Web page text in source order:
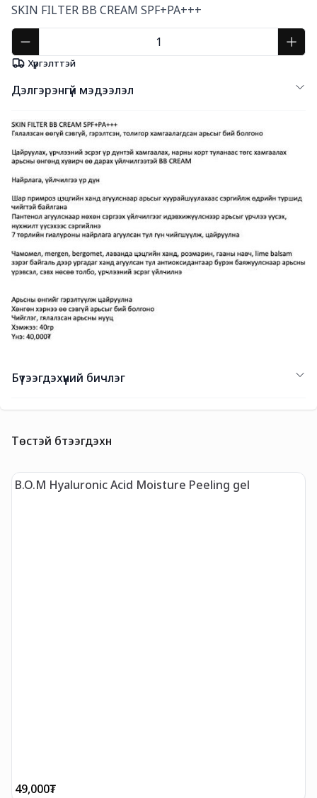
SKIN FILTER BB CREAM SPF+PA+++
Хүргэлттэй
Дэлгэрэнгүй мэдээлэл
Бүтээгдэхүүний бичлэг
Төстэй бүтээгдэхүүн
B.O.M Hyaluronic Acid Moisture Peeling gel
49,000₮